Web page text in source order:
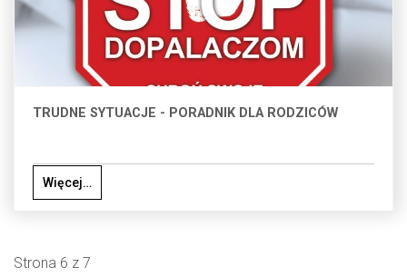
TRUDNE SYTUACJE - PORADNIK DLA RODZICÓW
Więcej…
Strona 6 z 7